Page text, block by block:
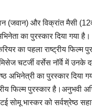
(जवान) और विक्रांत मैसी
का पुरस्कार दिया गया
का पहला राष्ट्रीय फिल्म
चटर्जी वर्सेस नॉर्वे में उनके
अभिनेत्री का पुरस्कार दिया
फिल्म पुरस्कार है।अनुभवी
सोमू भास्कर को सर्वश्रेष्ठ